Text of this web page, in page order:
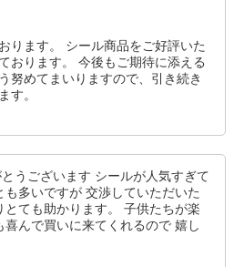
品の発注について】
購入制限』と記載のある商品につきまし
以上の数量をご注文出来ますが、出荷時
致します。
した場合は、複数受注分はキャンセルさ
ます。
ります。 シール商品をご好評いた
おります。 今後もご期待に添える
努めてまいりますので、引き続き
す。
うございます シールが人気すぎて
も多いですが 交渉していただいた
とても助かります。 子供たちが楽
喜んで買いに来てくれるので 嬉し